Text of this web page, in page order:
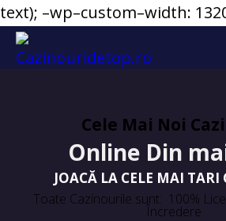
text); –wp–custom–width:
Cele Mai Noi
Online Din
JOACĂ LA CELE MAI
Toate Cazinourile sunt: 100%
Încredere